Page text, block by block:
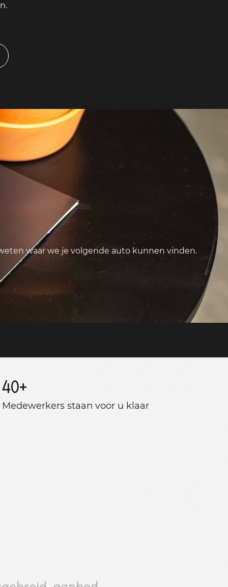
waar we je volgende auto kunnen vinden.
40+
Medewerkers staan ​​voor u klaar